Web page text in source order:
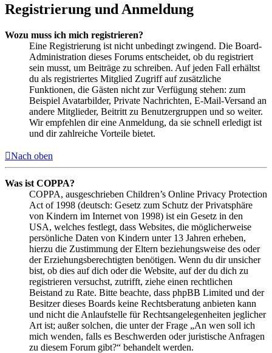
Registrierung und Anmeldung
Wozu muss ich mich registrieren?
Eine Registrierung ist nicht unbedingt zwingend. Die Board-
Administration dieses Forums entscheidet, ob du registriert
sein musst, um Beiträge zu schreiben. Auf jeden Fall erhältst
du als registriertes Mitglied Zugriff auf zusätzliche
Funktionen, die Gästen nicht zur Verfügung stehen: zum
Beispiel Avatarbilder, Private Nachrichten, E-Mail-Versand an
andere Mitglieder, Beitritt zu Benutzergruppen und so weiter.
Wir empfehlen dir eine Anmeldung, da sie schnell erledigt ist
und dir zahlreiche Vorteile bietet.
Nach oben
Was ist COPPA?
COPPA, ausgeschrieben Children’s Online Privacy Protection
Act of 1998 (deutsch: Gesetz zum Schutz der Privatsphäre
von Kindern im Internet von 1998) ist ein Gesetz in den
USA, welches festlegt, dass Websites, die möglicherweise
persönliche Daten von Kindern unter 13 Jahren erheben,
hierzu die Zustimmung der Eltern beziehungsweise des oder
der Erziehungsberechtigten benötigen. Wenn du dir unsicher
bist, ob dies auf dich oder die Website, auf der du dich zu
registrieren versuchst, zutrifft, ziehe einen rechtlichen
Beistand zu Rate. Bitte beachte, dass phpBB Limited und der
Besitzer dieses Boards keine Rechtsberatung anbieten kann
und nicht die Anlaufstelle für Rechtsangelegenheiten jeglicher
Art ist; außer solchen, die unter der Frage „An wen soll ich
mich wenden, falls es Beschwerden oder juristische Anfragen
zu diesem Forum gibt?“ behandelt werden.